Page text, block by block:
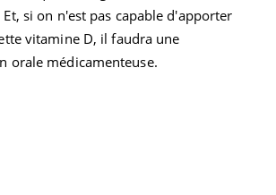
si on n'est pas capable d'apporter
vitamine D, il faudra une
orale médicamenteuse.